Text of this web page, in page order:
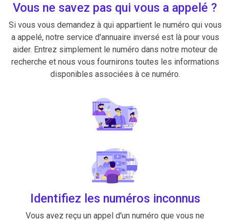
Vous ne savez pas qui vous a appelé ?
Si vous vous demandez à qui appartient le numéro qui vous
a appelé, notre service d'annuaire inversé est là pour vous
aider. Entrez simplement le numéro dans notre moteur de
recherche et nous vous fournirons toutes les informations
disponibles associées à ce numéro.
Identifiez les numéros inconnus
Vous avez reçu un appel d'un numéro que vous ne